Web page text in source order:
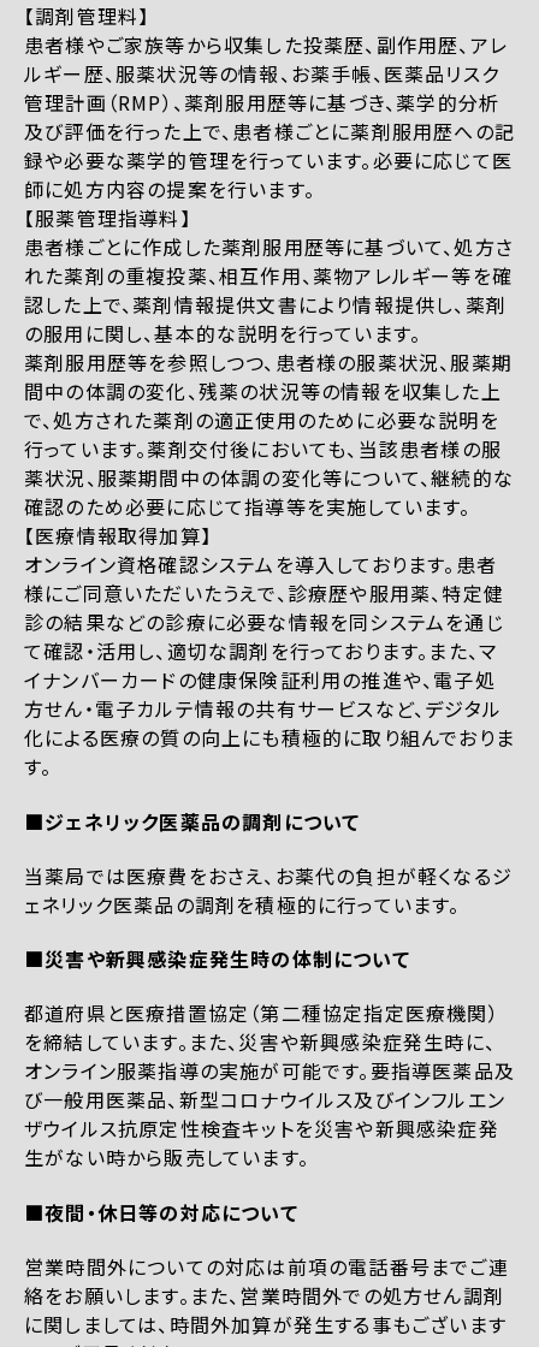
【調剤管理料】
患者様やご家族等から収集した投薬歴、副作用歴、アレ
ルギー歴、服薬状況等の情報、お薬手帳、医薬品リスク
管理計画（RMP）、薬剤服用歴等に基づき、薬学的分析
及び評価を行った上で、患者様ごとに薬剤服用歴への記
録や必要な薬学的管理を行っています。必要に応じて医
師に処方内容の提案を行います。
【服薬管理指導料】
患者様ごとに作成した薬剤服用歴等に基づいて、処方さ
れた薬剤の重複投薬、相互作用、薬物アレルギー等を確
認した上で、薬剤情報提供文書により情報提供し、薬剤
の服用に関し、基本的な説明を行っています。
薬剤服用歴等を参照しつつ、患者様の服薬状況、服薬期
間中の体調の変化、残薬の状況等の情報を収集した上
で、処方された薬剤の適正使用のために必要な説明を
行っています。薬剤交付後においても、当該患者様の服
薬状況、服薬期間中の体調の変化等について、継続的な
確認のため必要に応じて指導等を実施しています。
【医療情報取得加算】
オンライン資格確認システムを導入しております。患者
様にご同意いただいたうえで、診療歴や服用薬、特定健
診の結果などの診療に必要な情報を同システムを通じ
て確認・活用し、適切な調剤を行っております。また、マ
イナンバーカードの健康保険証利用の推進や、電子処
方せん・電子カルテ情報の共有サービスなど、デジタル
化による医療の質の向上にも積極的に取り組んでおりま
す。
■ジェネリック医薬品の調剤について
当薬局では医療費をおさえ、お薬代の負担が軽くなるジ
ェネリック医薬品の調剤を積極的に行っています。
■災害や新興感染症発生時の体制について
都道府県と医療措置協定（第二種協定指定医療機関）
を締結しています。また、災害や新興感染症発生時に、
オンライン服薬指導の実施が可能です。要指導医薬品及
び一般用医薬品、新型コロナウイルス及びインフルエン
ザウイルス抗原定性検査キットを災害や新興感染症発
生がない時から販売しています。
■夜間・休日等の対応について
営業時間外についての対応は前項の電話番号までご連
絡をお願いします。また、営業時間外での処方せん調剤
に関しましては、時間外加算が発生する事もございます